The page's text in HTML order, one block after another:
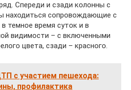
Спереди и сзади колонны с
находиться сопровождающие с
темное время суток и в
видимости – с включенными
цвета, сзади – красного.
с участием пешехода:
профилактика